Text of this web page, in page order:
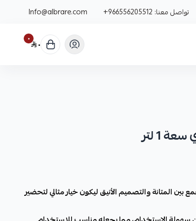
تواصل معنا: +966556205512
Info@albrare.com
٠ ٠
المتانة والتصميم الأنيق ليكون خيار مثالي لتحضير